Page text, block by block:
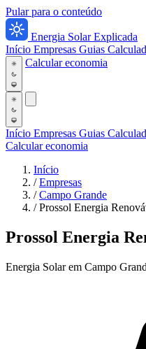
Pular para o conteúdo
Energia Solar Explicada
Início Empresas Guias
Calcular economia
Início Empresas Guias
Calcular economia
Início
/ Empresas
/ Campo Grande
/ Prossol Energia
Prossol Energia
Energia Solar em Campo